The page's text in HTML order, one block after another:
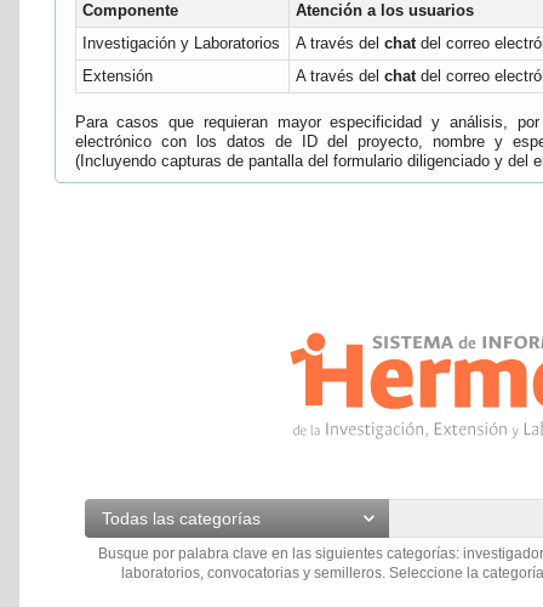
Componente
Atención a los usuarios
Investigación y Laboratorios
A través del chatdel correo
Extensión
A través del chatdel correo
Para casos que requieran mayor especificidad y análisis,
electrónico con los datos de ID del proyecto, nombre y
(Incluyendo capturas de pantalla del formulario diligenciado y del
Todas las categorías
Busque por palabra clave en las siguientes categorías:
laboratorios, convocatorias y semilleros. Seleccione la